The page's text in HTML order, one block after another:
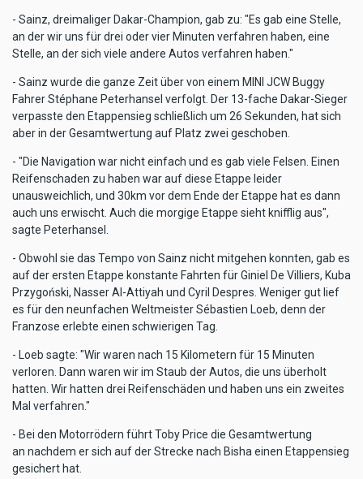
- Sainz, dreimaliger Dakar-Champion, gab zu: "Es gab eine Stelle,
an der wir uns für drei oder vier Minuten verfahren haben, eine
Stelle, an der sich viele andere Autos verfahren haben."
- Sainz wurde die ganze Zeit über von einem MINI JCW Buggy
Fahrer Stéphane Peterhansel verfolgt. Der 13-fache Dakar-Sieger
verpasste den Etappensieg schließlich um 26 Sekunden, hat sich
aber in der Gesamtwertung auf Platz zwei geschoben.
- "Die Navigation war nicht einfach und es gab viele Felsen. Einen
Reifenschaden zu haben war auf diese Etappe leider
unausweichlich, und 30km vor dem Ende der Etappe hat es dann
auch uns erwischt. Auch die morgige Etappe sieht knifflig aus",
sagte Peterhansel.
- Obwohl sie das Tempo von Sainz nicht mitgehen konnten, gab es
auf der ersten Etappe konstante Fahrten für Giniel De Villiers, Kuba
Przygoński, Nasser Al-Attiyah und Cyril Despres. Weniger gut lief
es für den neunfachen Weltmeister Sébastien Loeb, denn der
Franzose erlebte einen schwierigen Tag.
- Loeb sagte: "Wir waren nach 15 Kilometern für 15 Minuten
verloren. Dann waren wir im Staub der Autos, die uns überholt
hatten. Wir hatten drei Reifenschäden und haben uns ein zweites
Mal verfahren."
- Bei den Motorrödern führt Toby Price die Gesamtwertung
an nachdem er sich auf der Strecke nach Bisha einen Etappensieg
gesichert hat.